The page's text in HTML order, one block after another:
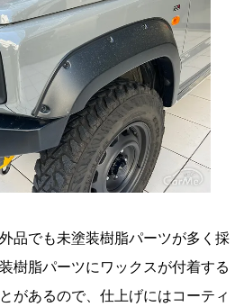
品でも未塗装樹脂パーツが多く採
樹脂パーツにワックスが付着する
があるので、仕上げにはコーティ